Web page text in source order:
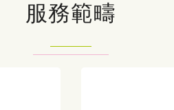
服務範疇